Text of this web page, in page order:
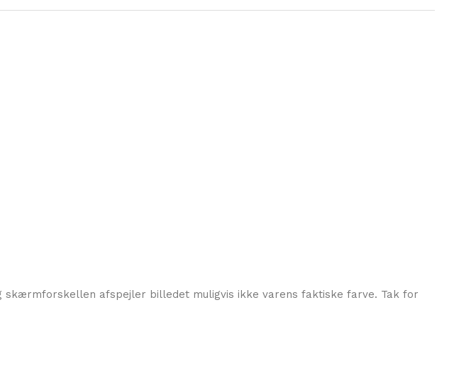
afspejler billedet muligvis ikke varens faktiske farve. Tak for